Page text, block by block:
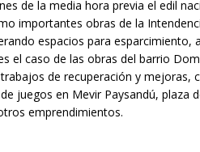
de la media hora previa el edil
importantes obras de la
espacios para
el caso de las obras del barrio
de recuperación y mejoras,
juegos en Mevir Paysandú, plaza
emprendimientos.